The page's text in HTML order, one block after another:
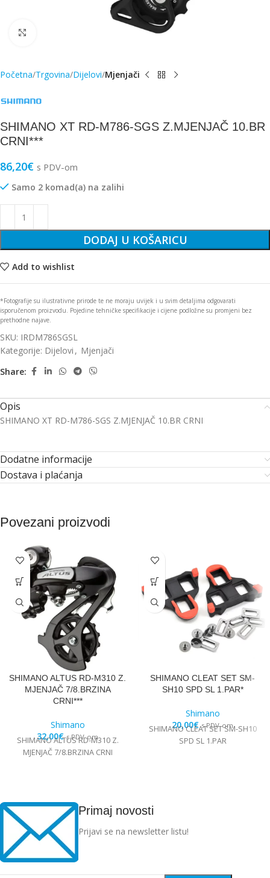
Početna Trgovina Dijelovi Mjenjači
SHIMANO XT RD-M786-SGS Z.MJENJAČ 10.BR
CRNI***
86,20€ s PDV-om
Samo 2 komad(a) na zalihi
DODAJ U KOŠARICU
Add to wishlist
*Fotografije su ilustrativne prirode te ne moraju uvijek i u svim detaljima odgovarati
isporučenom proizvodu. Pojedine tehničke specifikacije i cijene podložne su promjeni bez
prethodne najave.
SKU: IRDM786SGSL
Kategorije: Dijelovi , Mjenjači
Share:
Opis
SHIMANO XT RD-M786-SGS Z.MJENJAČ 10.BR CRNI
Dodatne informacije
Dostava i plaćanja
Povezani proizvodi
SHIMANO ALTUS RD-M310 Z.
MJENJAČ 7/8.BRZINA
CRNI***
Shimano
32,00€ s PDV-om
SHIMANO ALTUS RD-M310 Z.
MJENJAČ 7/8.BRZINA CRNI
SHIMANO CLEAT SET SM-
SH10 SPD SL 1.PAR*
Shimano
20,00€ s PDV-om
SHIMANO CLEAT SET SM-SH10
SPD SL 1.PAR
Primaj novosti
Prijavi se na newsletter listu!